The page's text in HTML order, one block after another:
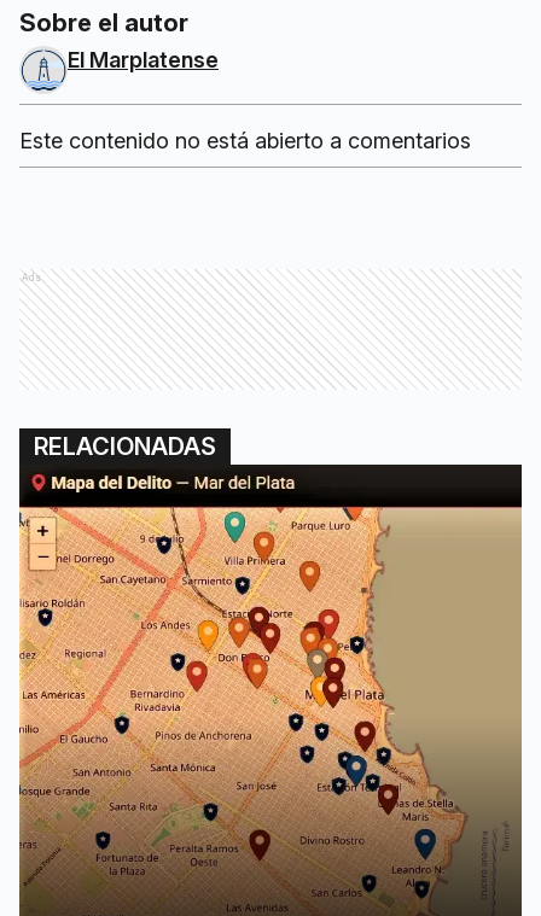
Sobre el autor
El Marplatense
Este contenido no está abierto a comentarios
Ads
RELACIONADAS